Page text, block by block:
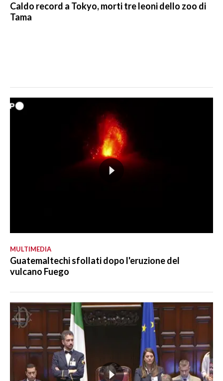
Caldo record a Tokyo, morti tre leoni dello zoo di
Tama
MULTIMEDIA
Guatemaltechi sfollati dopo l'eruzione del
vulcano Fuego